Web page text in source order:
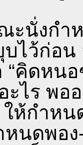
ะนั่งกำ
บไว้ก่อ
“คิดหนอ
อะไร พ
ห้กำหน
หนดพอ